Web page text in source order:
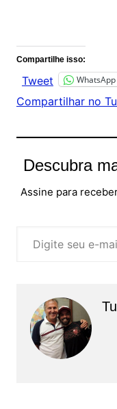
Compartilhe isso:
Tweet WhatsApp
Compartilhar no
Descubra
Assine para